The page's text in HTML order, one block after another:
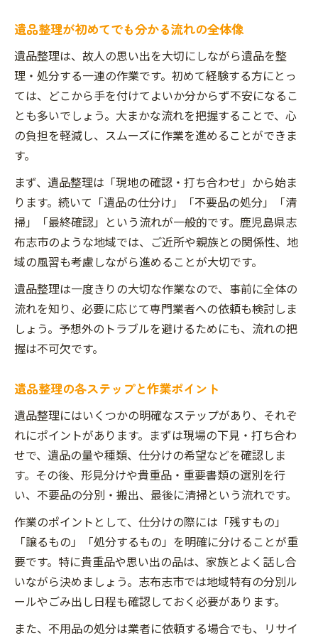
遺品整理が初めてでも分かる流れの全体像
遺品整理は、故人の思い出を大切にしながら遺品を整
理・処分する一連の作業です。初めて経験する方にとっ
ては、どこから手を付けてよいか分からず不安になるこ
とも多いでしょう。大まかな流れを把握することで、心
の負担を軽減し、スムーズに作業を進めることができま
す。
まず、遺品整理は「現地の確認・打ち合わせ」から始ま
ります。続いて「遺品の仕分け」「不要品の処分」「清
掃」「最終確認」という流れが一般的です。鹿児島県志
布志市のような地域では、ご近所や親族との関係性、地
域の風習も考慮しながら進めることが大切です。
遺品整理は一度きりの大切な作業なので、事前に全体の
流れを知り、必要に応じて専門業者への依頼も検討しま
しょう。予想外のトラブルを避けるためにも、流れの把
握は不可欠です。
遺品整理の各ステップと作業ポイント
遺品整理にはいくつかの明確なステップがあり、それぞ
れにポイントがあります。まずは現場の下見・打ち合わ
せで、遺品の量や種類、仕分けの希望などを確認しま
す。その後、形見分けや貴重品・重要書類の選別を行
い、不要品の分別・搬出、最後に清掃という流れです。
作業のポイントとして、仕分けの際には「残すもの」
「譲るもの」「処分するもの」を明確に分けることが重
要です。特に貴重品や思い出の品は、家族とよく話し合
いながら決めましょう。志布志市では地域特有の分別ル
ールやごみ出し日程も確認しておく必要があります。
また、不用品の処分は業者に依頼する場合でも、リサイ